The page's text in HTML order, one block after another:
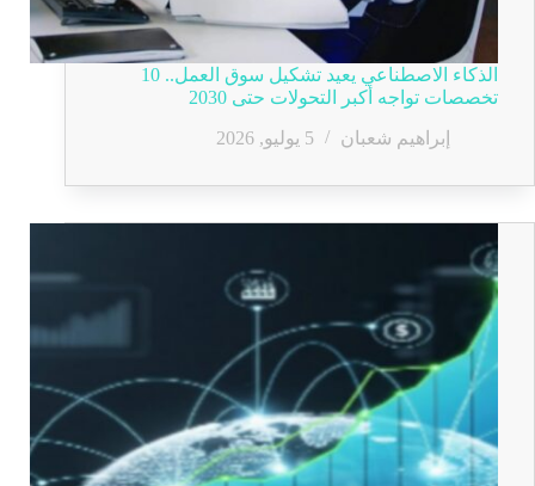
الذكاء الاصطناعي يعيد تشكيل سوق العمل.. 10
تخصصات تواجه أكبر التحولات حتى 2030
إبراهيم شعبان
5 يوليو, 2026